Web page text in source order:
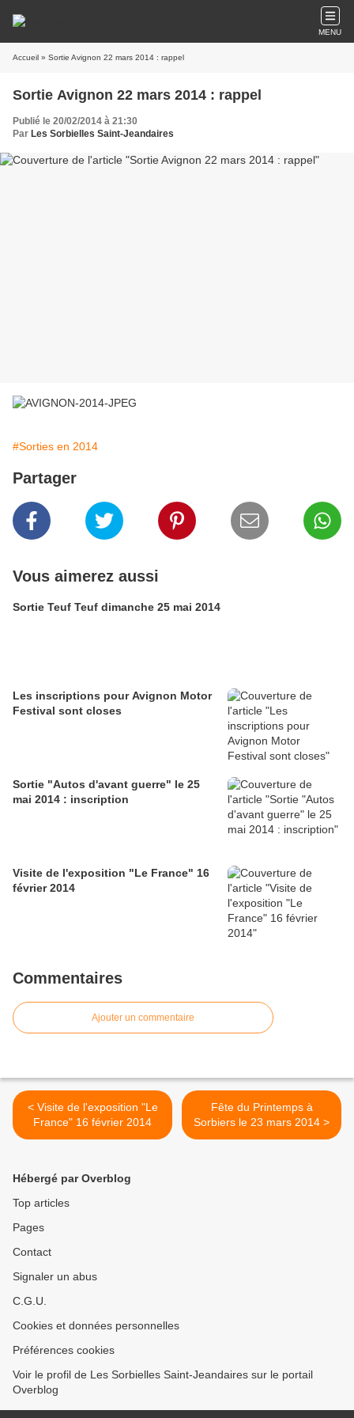
MENU
Accueil » Sortie Avignon 22 mars 2014 : rappel
Sortie Avignon 22 mars 2014 : rappel
Publié le 20/02/2014 à 21:30
Par Les Sorbielles Saint-Jeandaires
#Sorties en 2014
Partager
Vous aimerez aussi
Sortie Teuf Teuf dimanche 25 mai 2014
Les inscriptions pour Avignon Motor
Festival sont closes
Sortie "Autos d'avant guerre" le 25
mai 2014 : inscription
Visite de l'exposition "Le France" 16
février 2014
Commentaires
Ajouter un commentaire
< Visite de l'exposition "Le
France" 16 février 2014
Fête du Printemps à
Sorbiers le 23 mars 2014 >
Hébergé par Overblog
Top articles
Pages
Contact
Signaler un abus
C.G.U.
Cookies et données personnelles
Préférences cookies
Voir le profil de Les Sorbielles Saint-Jeandaires sur le portail
Overblog